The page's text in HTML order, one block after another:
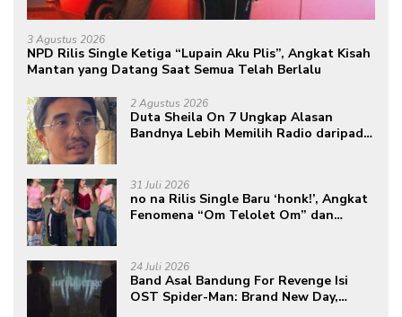
3 Agustus 2026
NPD Rilis Single Ketiga “Lupain Aku Plis”, Angkat Kisah
Mantan yang Datang Saat Semua Telah Berlalu
2 Agustus 2026
Duta Sheila On 7 Ungkap Alasan
Bandnya Lebih Memilih Radio daripada
31 Juli 2026
no na Rilis Single Baru ‘honk!’, Angkat
Fenomena “Om Telolet Om” dan
24 Juli 2026
Band Asal Bandung For Revenge Isi
OST Spider-Man: Brand New Day,